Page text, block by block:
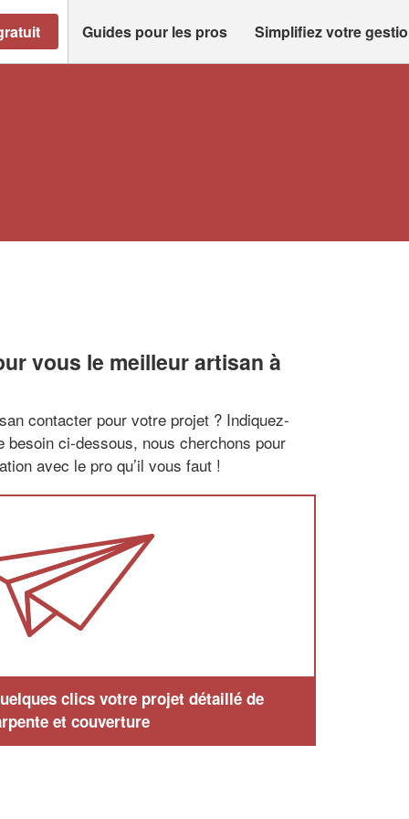
Guides pour les pros Simplifiez votre
vous le meilleur artisan à
contacter pour votre projet ? Indiquez-
besoin ci-dessous, nous cherchons pour
avec le pro qu’il vous faut !
clics votre projet détaillé de
et couverture